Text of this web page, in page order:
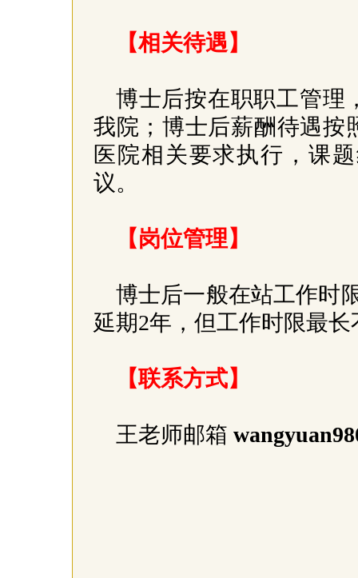
【相关待遇】
博士后按在职职工管理
我院；博士后薪酬待遇按
医院相关要求执行，课
议。
【岗位管理】
博士后一般在站工作时
延期2年，但工作时限最
【联系方式】
王老师邮箱